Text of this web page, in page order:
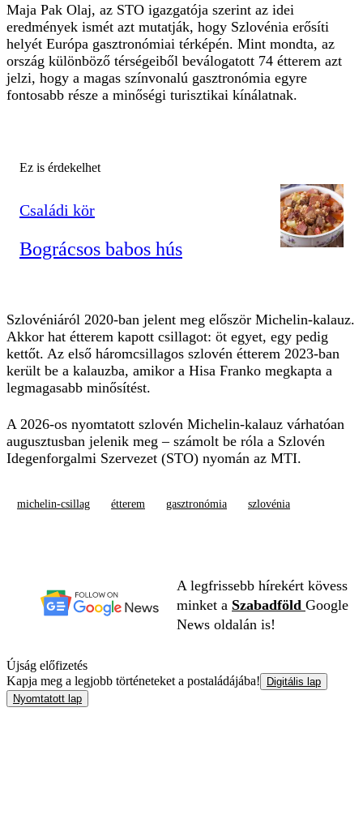
Maja Pak Olaj, az STO igazgatója szerint az idei
eredmények ismét azt mutatják, hogy Szlovénia erősíti
helyét Európa gasztronómiai térképén. Mint mondta, az
ország különböző térségeiből beválogatott 74 étterem azt
jelzi, hogy a magas színvonalú gasztronómia egyre
fontosabb része a minőségi turisztikai kínálatnak.
Ez is érdekelhet
Családi kör
Bográcsos babos hús
Szlovéniáról 2020-ban jelent meg először Michelin-kalauz.
Akkor hat étterem kapott csillagot: öt egyet, egy pedig
kettőt. Az első háromcsillagos szlovén étterem 2023-ban
került be a kalauzba, amikor a Hisa Franko megkapta a
legmagasabb minősítést.
A 2026-os nyomtatott szlovén Michelin-kalauz várhatóan
augusztusban jelenik meg – számolt be róla a Szlovén
Idegenforgalmi Szervezet (STO) nyomán az MTI.
michelin-csillag étterem gasztronómia szlovénia
A legfrissebb hírekért kövess
minket a Szabadföld Google
News oldalán is!
Újság előfizetés
Kapja meg a legjobb történeteket a postaládájába!
Digitális lap
Nyomtatott lap